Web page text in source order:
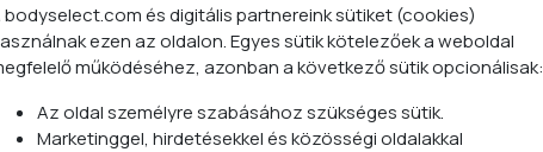
bodyselect.com és digitális partnereink sütiket (cookies)
ezen az oldalon. Egyes sütik kötelezőek a weboldal
működéséhez, azonban a következő sütik opcionálisak:
Az oldal személyre szabásához szükséges sütik.
Marketinggel, hirdetésekkel és közösségi oldalakkal